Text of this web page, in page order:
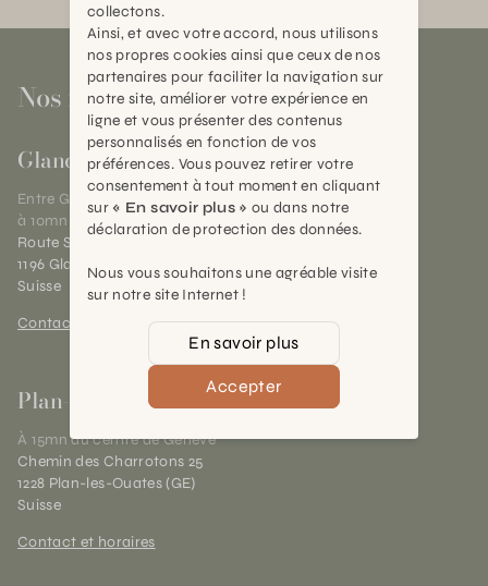
Nos magasins
Gland
Entre Genève et Lausanne,
à 10mn de Nyon
Route Suisse 40
1196 Gland (VD)
Suisse
Contact et horaires
Plan-les-Ouates
À 15mn du centre de Genève
Chemin des Charrotons 25
1228 Plan-les-Ouates (GE)
Suisse
Contact et horaires
collectons.
Ainsi, et avec votre accord, nous utilisons
nos propres cookies ainsi que ceux de nos
partenaires pour faciliter la navigation sur
notre site, améliorer votre expérience en
ligne et vous présenter des contenus
personnalisés en fonction de vos
préférences. Vous pouvez retirer votre
consentement à tout moment en cliquant
sur « En savoir plus » ou dans notre
déclaration de protection des données.
Nous vous souhaitons une agréable visite
sur notre site Internet !
En savoir plus
Accepter